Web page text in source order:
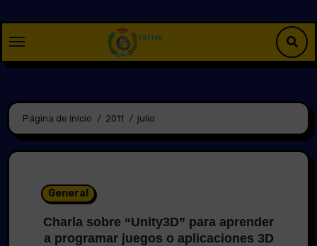
contenido
Página de inicio 2011 julio
General
Charla sobre “Unity3D” para aprender
a programar juegos o aplicaciones 3D